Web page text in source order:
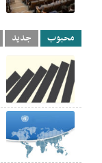
محبوب جدید